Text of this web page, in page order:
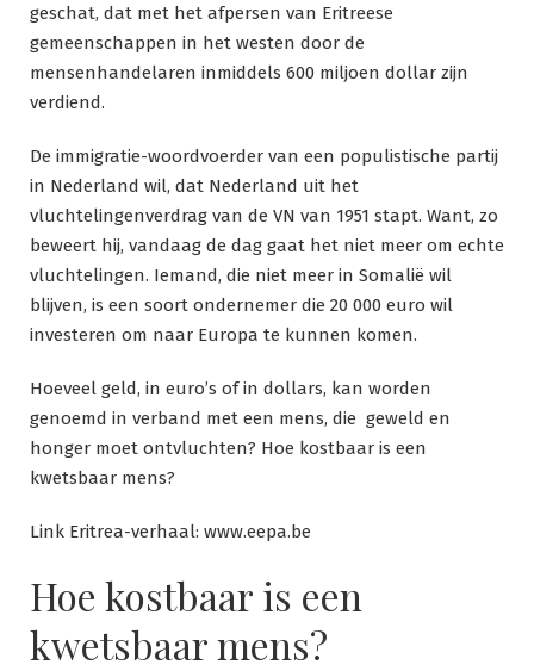
geschat, dat met het afpersen van Eritreese
gemeenschappen in het westen door de
mensenhandelaren inmiddels 600 miljoen dollar zijn
verdiend.
De immigratie-woordvoerder van een populistische partij
in Nederland wil, dat Nederland uit het
vluchtelingenverdrag van de VN van 1951 stapt. Want, zo
beweert hij, vandaag de dag gaat het niet meer om echte
vluchtelingen. Iemand, die niet meer in Somalië wil
blijven, is een soort ondernemer die 20 000 euro wil
investeren om naar Europa te kunnen komen.
Hoeveel geld, in euro’s of in dollars, kan worden
genoemd in verband met een mens, die geweld en
honger moet ontvluchten? Hoe kostbaar is een
kwetsbaar mens?
Link Eritrea-verhaal: www.eepa.be
Hoe kostbaar is een
kwetsbaar mens?